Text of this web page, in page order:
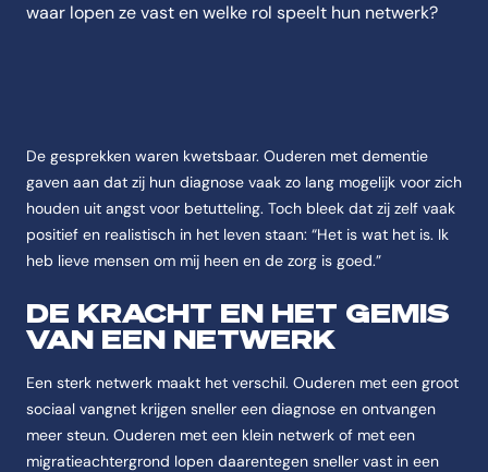
waar lopen ze vast en welke rol speelt hun netwerk?
De gesprekken waren kwetsbaar. Ouderen met dementie
gaven aan dat zij hun diagnose vaak zo lang mogelijk voor zich
houden uit angst voor betutteling. Toch bleek dat zij zelf vaak
positief en realistisch in het leven staan: “Het is wat het is. Ik
heb lieve mensen om mij heen en de zorg is goed.”
DE KRACHT EN HET GEMIS
VAN EEN NETWERK
Een sterk netwerk maakt het verschil. Ouderen met een groot
sociaal vangnet krijgen sneller een diagnose en ontvangen
meer steun. Ouderen met een klein netwerk of met een
migratieachtergrond lopen daarentegen sneller vast in een